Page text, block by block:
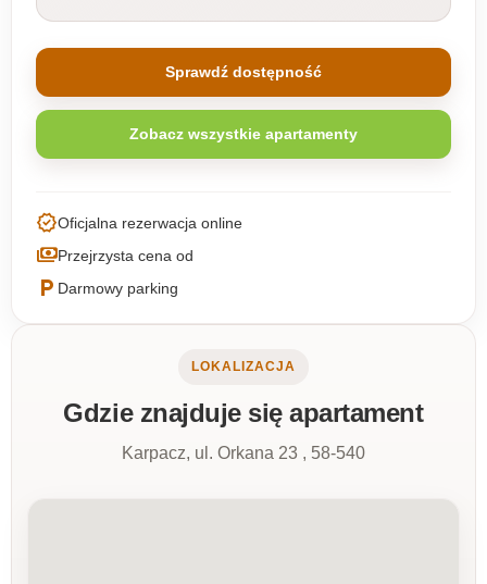
Sprawdź dostępność
Zobacz wszystkie apartamenty
verifiedOficjalna rezerwacja online
paymentsPrzejrzysta cena od
local_parking Darmowy parking
LOKALIZACJA
Gdzie znajduje się apartament
Karpacz, ul. Orkana 23 , 58-540